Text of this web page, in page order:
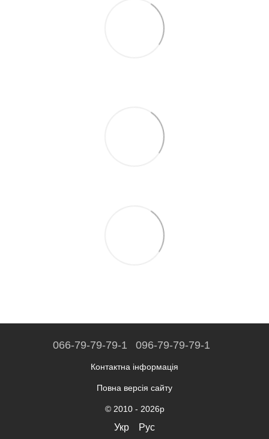
066-79-79-79-1 096-79-79-79-1
Контактна інформація
Повна версія сайту
© 2010 - 2026р
Укр Рус